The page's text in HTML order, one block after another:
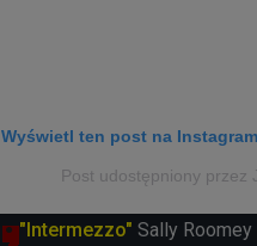
Wyświetl ten post na
Post udostępniony przez
"Intermezzo" Sally